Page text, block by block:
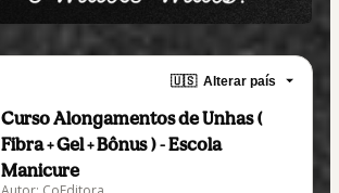
🇺🇸 Alterar país
Curso Alongamentos de Unhas (
Fibra + Gel + Bônus ) - Escola
Manicure